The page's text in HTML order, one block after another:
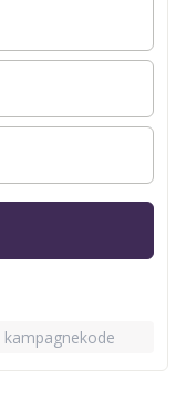
ophold